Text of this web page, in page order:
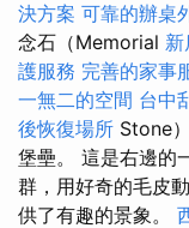
決方案 可靠的辦桌
念石（Memorial
護服務 完善的家事
一無二的空間 台中
後恢復場所 Stone
堡壘。 這是右邊的
群，用好奇的毛皮
供了有趣的景象。